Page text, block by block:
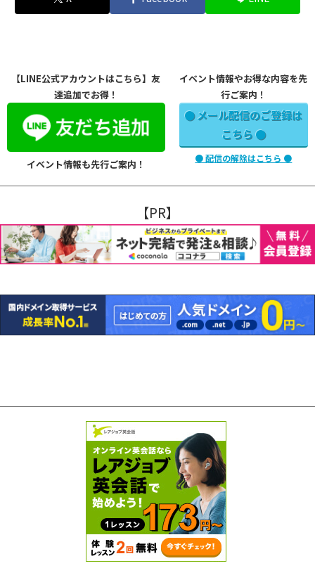
【LINE公式アカウントはこちら】友
達追加でお得！
イベント情報も先行ご案内！
イベント情報やお得な内容を先
行ご案内！
● メール配信のご登録は
こちら ●
● 配信の解除はこちら ●
【PR】